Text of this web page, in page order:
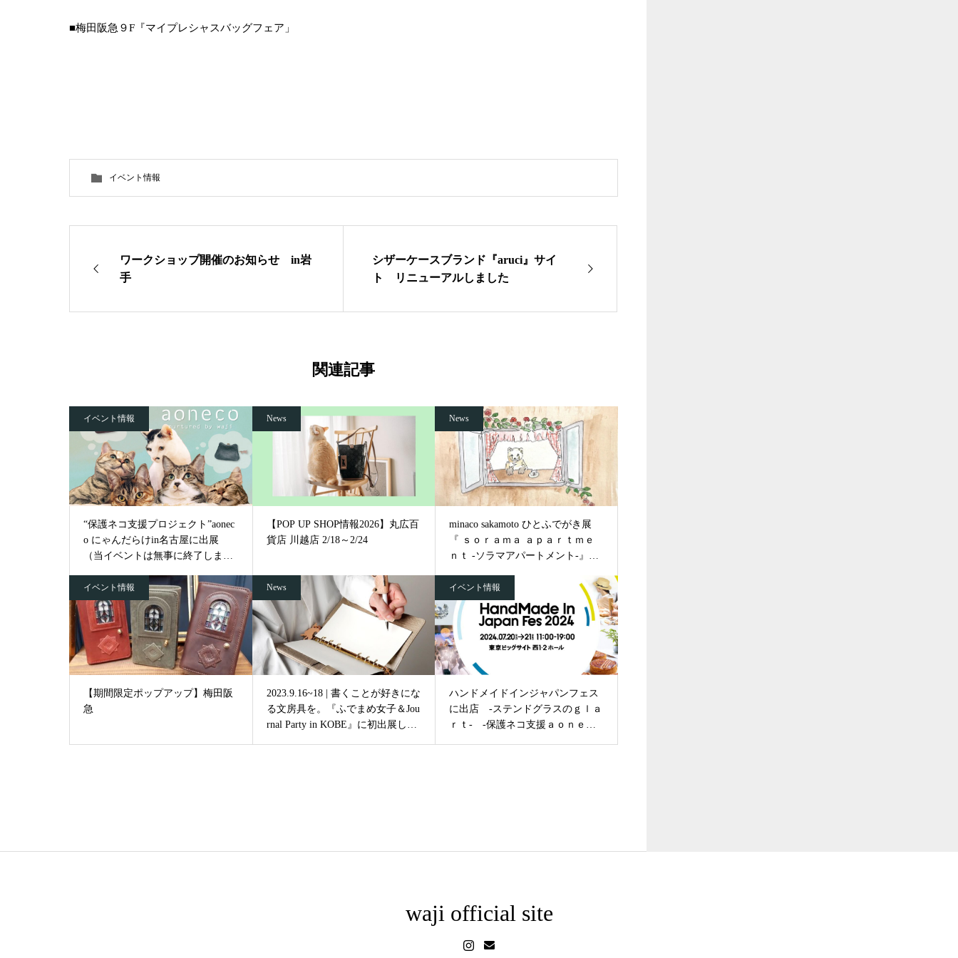
■梅田阪急９F『マイプレシャスバッグフェア」
イベント情報
ワークショップ開催のお知らせ in岩
手
シザーケースブランド『aruci』サイ
ト リニューアルしました
関連記事
イベント情報
“保護ネコ支援プロジェクト”aonec
o にゃんだらけin名古屋に出展
（当イベントは無事に終了しまし
News
【POP UP SHOP情報2026】丸広百
貨店 川越店 2/18～2/24
News
minaco sakamoto ひとふでがき展
『 ｓｏｒａｍａ ａｐａｒｔｍｅ
ｎｔ -ソラマアパートメント-』開
イベント情報
【期間限定ポップアップ】梅田阪
急
News
2023.9.16~18 | 書くことが好きにな
る文房具を。『ふでまめ女子＆Jou
rnal Party in KOBE』に初出展しま
イベント情報
ハンドメイドインジャパンフェス
に出店 -ステンドグラスのｇｌａ
ｒｔ- -保護ネコ支援ａｏｎｅｃ
waji official site